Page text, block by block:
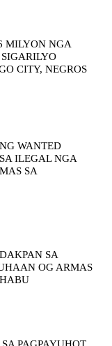
MILYON NGA
CITY, NEGROS
WANTED
ILEGAL NGA
SA
SA
OG ARMAS